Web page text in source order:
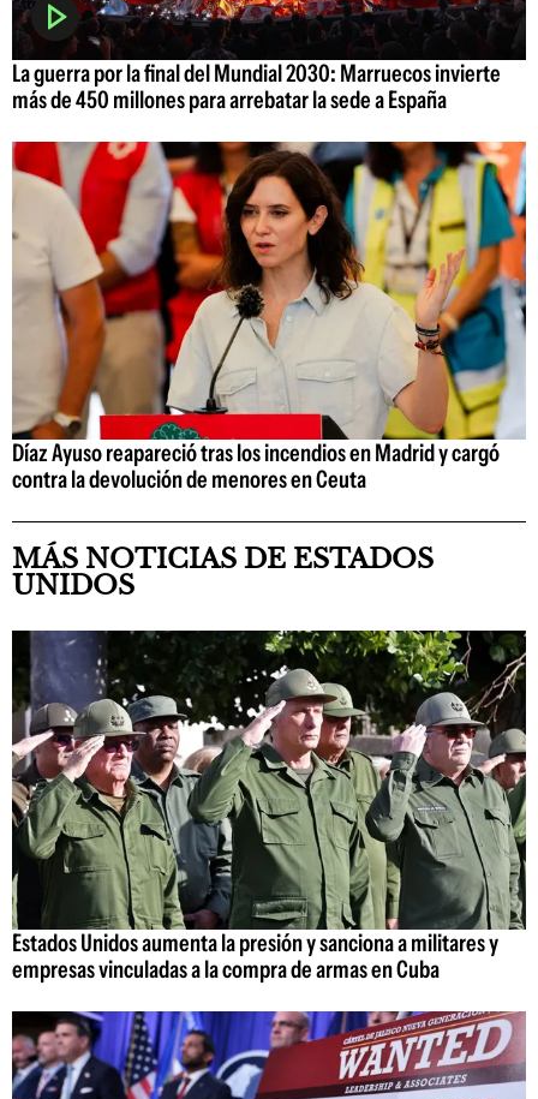
La guerra por la final del Mundial 2030: Marruecos invierte
más de 450 millones para arrebatar la sede a España
Díaz Ayuso reapareció tras los incendios en Madrid y cargó
contra la devolución de menores en Ceuta
MÁS NOTICIAS DE ESTADOS
UNIDOS
Estados Unidos aumenta la presión y sanciona a militares y
empresas vinculadas a la compra de armas en Cuba